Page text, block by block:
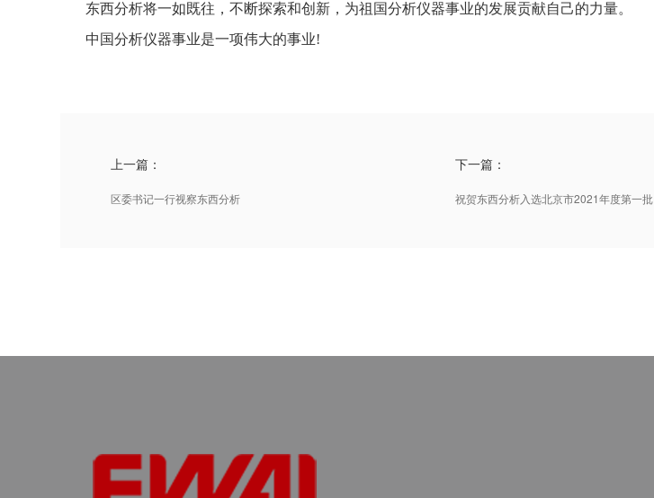
东西分析将一如既往，不断探索和创新，为祖国分析仪器事业的发展贡献自己的力量。
中国分析仪器事业是一项伟大的事业!
上一篇：
区委书记一行视察东西分析
下一篇：
祝贺东西分析入选北京市2021年度第一批